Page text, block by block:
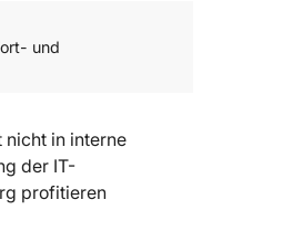
und
in interne
der IT-
profitieren